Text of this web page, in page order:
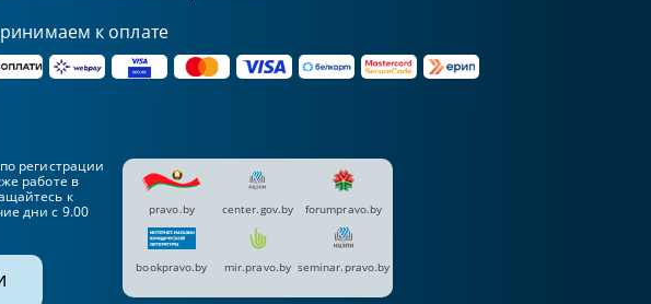
к оплате
регистрации
работе в
к
дни с 9.00
pravo.by center.gov.by forumpravo.by
bookpravo.by mir.pravo.by seminar.pravo.by